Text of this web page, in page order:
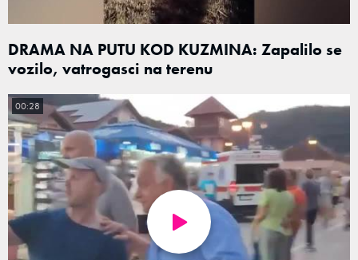
DRAMA NA PUTU KOD KUZMINA: Zapalilo se
vozilo, vatrogasci na terenu
00:28